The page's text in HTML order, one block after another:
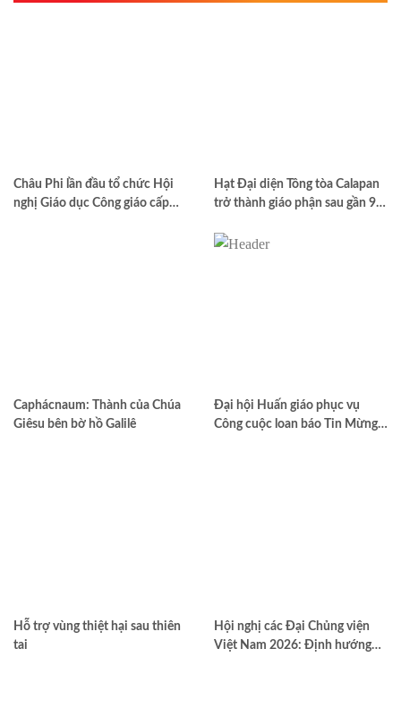
Châu Phi lần đầu tổ chức Hội
nghị Giáo dục Công giáo cấp
Hạt Đại diện Tông tòa Calapan
trở thành giáo phận sau gần 90
Caphácnaum: Thành của Chúa
Giêsu bên bờ hồ Galilê
Đại hội Huấn giáo phục vụ
Công cuộc loan báo Tin Mừng
Hỗ trợ vùng thiệt hại sau thiên
tai
Hội nghị các Đại Chủng viện
Việt Nam 2026: Định hướng